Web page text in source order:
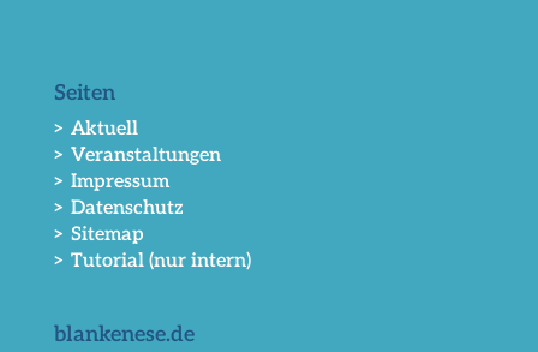
Seiten
> Aktuell
> Veranstaltungen
> Impressum
> Datenschutz
> Sitemap
> Tutorial (nur intern)
blankenese.de